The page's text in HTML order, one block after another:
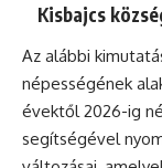
Kisbajcs
Az alábbi
népességének
évektől 2026-ig
segítségével